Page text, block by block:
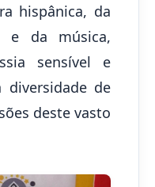
hispânica, da
e da música,
sensível e
diversidade de
deste vasto